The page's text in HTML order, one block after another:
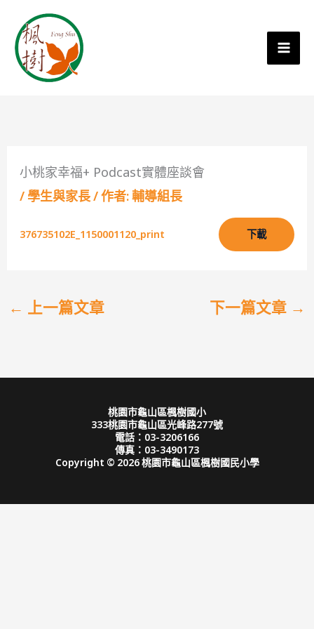
小桃家幸福+ Podcast實體座談會
/ 學生與家長/ 作者:輔導組長
376735102E_1150001120_print 下載
← 上一篇文章 下一篇文章 →
桃園市龜山區楓樹國小
333桃園市龜山區光峰路277號
電話：03-3206166
傳真：03-3490173
Copyright © 2026 桃園市龜山區楓樹國民小學